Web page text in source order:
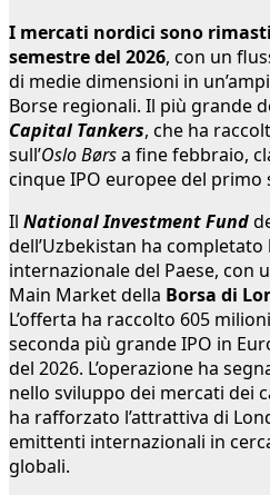
I mercati nordici sono
semestre del 2026, con un
di medie dimensioni in
Borse regionali. Il più grande
Capital Tankers, che ha
sull’Oslo Børsa fine febbraio,
cinque IPO europee del primo
Il National Investment Fund
dell’Uzbekistan ha completato
internazionale del Paese, con
Main Market della Borsa di
L’offerta ha raccolto 605
seconda più grande IPO in
del 2026. L’operazione ha
nello sviluppo dei mercati dei
ha rafforzato l’attrattiva di
emittenti internazionali in
globali.